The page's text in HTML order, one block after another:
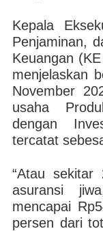
Kepala
Penjaminan,
Keuangan
menjelaskan
November
usaha
dengan
tercatat
“Atau
asuransi
mencapai
persen dari